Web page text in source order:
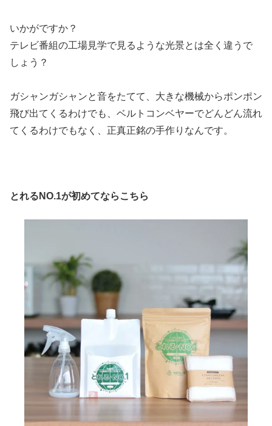
いかがですか？
テレビ番組の工場見学で見るような光景とは全く違うで
しょう？
ガシャンガシャンと音をたてて、大きな機械からポンポン
飛び出てくるわけでも、ベルトコンベヤーでどんどん流れ
てくるわけでもなく、正真正銘の手作りなんです。
とれるNO.1が初めてならこちら